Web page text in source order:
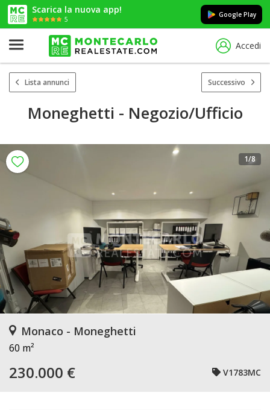
Scarica la nuova app!
5
Google Play
Accedi
Lista annunci Successivo
Moneghetti - Negozio/Ufficio
1/8
Monaco - Moneghetti
60 m²
230.000 € V1783MC